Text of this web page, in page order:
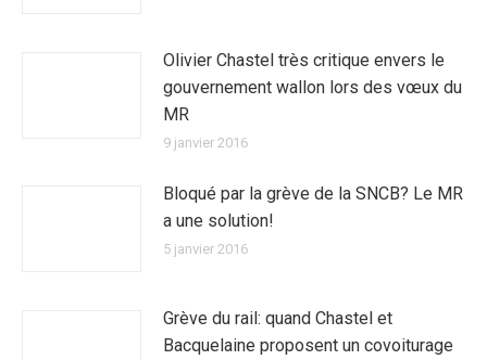
Olivier Chastel très critique envers le
gouvernement wallon lors des vœux du
MR
9 janvier 2016
Bloqué par la grève de la SNCB? Le MR
a une solution!
5 janvier 2016
Grève du rail: quand Chastel et
Bacquelaine proposent un covoiturage